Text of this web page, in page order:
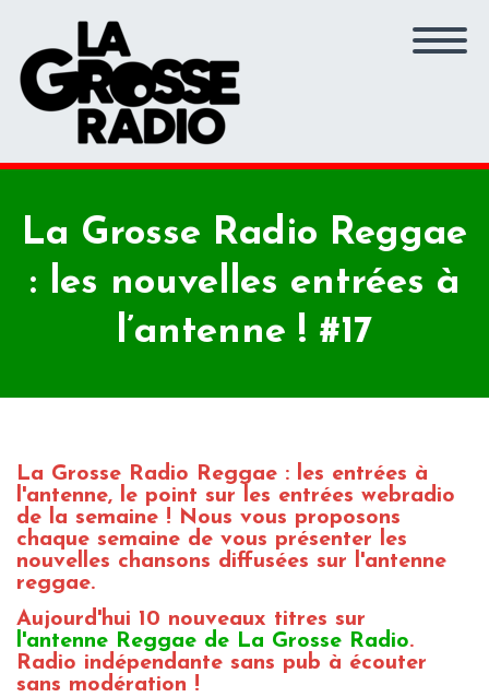
La Grosse Radio Reggae
: les nouvelles entrées à
l’antenne ! #17
La Grosse Radio Reggae : les entrées à
l'antenne, le point sur les entrées webradio
de la semaine ! Nous vous proposons
chaque semaine de vous présenter les
nouvelles chansons diffusées sur l'antenne
reggae.
Aujourd'hui 10 nouveaux titres sur
l'antenne Reggae de La Grosse Radio.
Radio indépendante sans pub à écouter
sans modération !